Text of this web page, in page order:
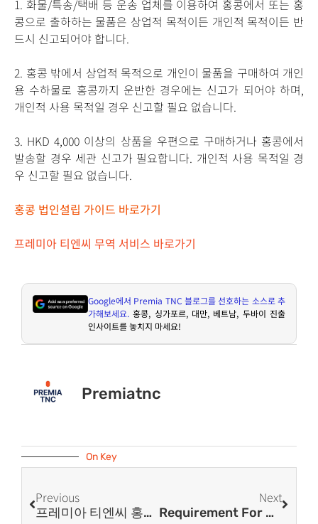
1. 화물/특송/택배 등 운송 업체를 이용하여 홍콩에서 또는 홍
콩으로 출하하는 물품은 상업적 목적이든 개인적 목적이든 반
드시 신고되어야 합니다.
2. 홍콩 밖에서 상업적 목적으로 개인이 물품을 구매하여 개인
용 수하물로 홍콩까지 운반한 경우에는 신고가 되어야 하며,
개인적 사용 목적일 경우 신고할 필요 없습니다.
3. HKD 4,000 이상의 상품을 우편으로 구매하거나 홍콩에서
발송할 경우 세관 신고가 필요합니다. 개인적 사용 목적일 경
우 신고할 필요 없습니다.
홍콩 법인설립 가이드 바로가기
프레미아 티엔씨 무역 서비스 바로가기
Google에서 Premia TNC블로그를 선호하는 소스로 추
가해보세요. 홍콩, 싱가포르, 대만, 베트남, 두바이 진출
인사이트를 놓치지 마세요!
Premiatnc
On Key
Previous
프레미아 티엔씨 홍콩 웨비나 – 홍콩 법인 폐업 안내
Next
Requirement For Hong Kong Import And Export Declaration